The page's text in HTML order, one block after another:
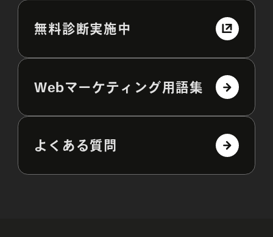
無料診断実施中
Webマーケティング用語集
よくある質問